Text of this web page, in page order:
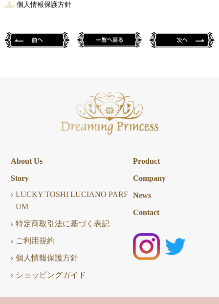
個人情報保護方針
About Us
Story
LUCKY TOSHI LUCIANO PARF
UM
特定商取引法に基づく表記
ご利用規約
個人情報保護方針
ショッピングガイド
Product
Company
News
Contact